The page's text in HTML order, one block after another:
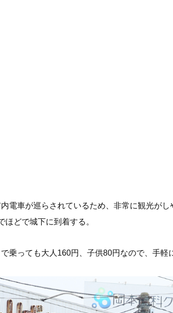
電車が巡らされているため、非常に観光が
ほどで城下に到着する。
乗っても大人160円、子供80円なので、手軽